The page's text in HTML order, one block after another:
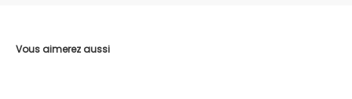
Vous aimerez aussi